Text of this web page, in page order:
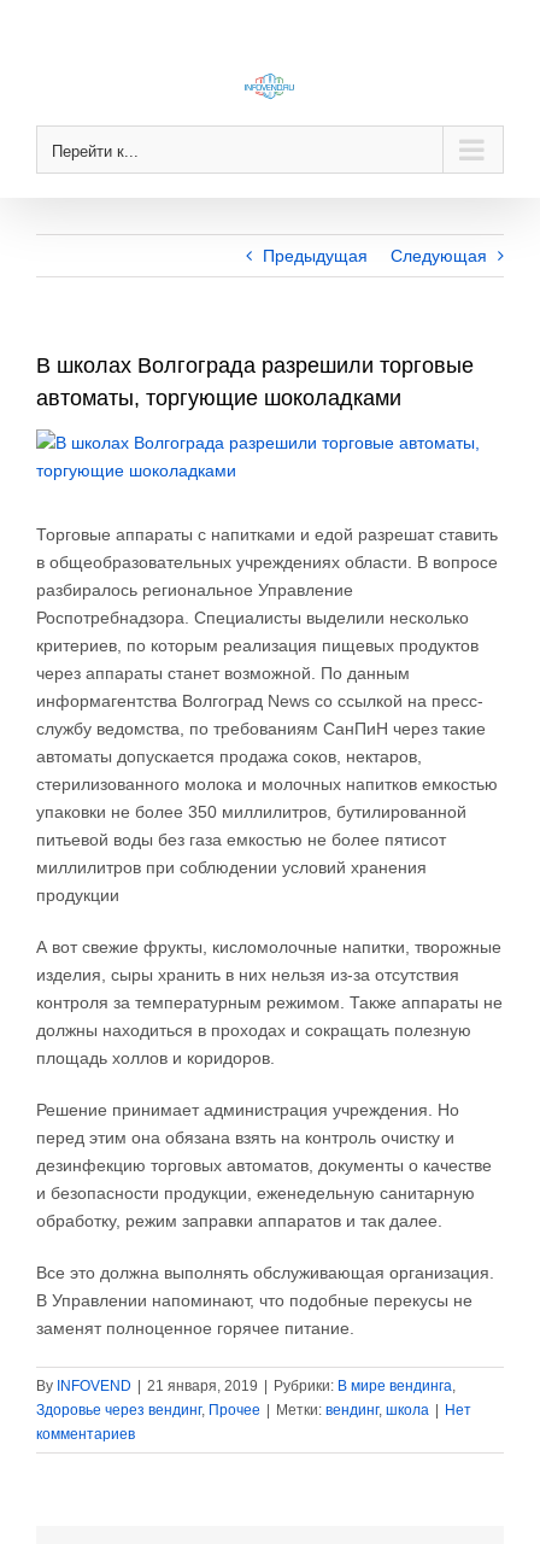
Перейти к...
Предыдущая Следующая
В школах Волгограда разрешили торговые
автоматы, торгующие шоколадками
View
Larger
Торговые аппараты с напитками и едой разрешат ставить
в общеобразовательных учреждениях области. В вопросе
разбиралось региональное Управление
Роспотребнадзора. Специалисты выделили несколько
критериев, по которым реализация пищевых продуктов
через аппараты станет возможной. По данным
информагентства Волгоград News со ссылкой на пресс-
службу ведомства, по требованиям СанПиН через такие
автоматы допускается продажа соков, нектаров,
стерилизованного молока и молочных напитков емкостью
упаковки не более 350 миллилитров, бутилированной
питьевой воды без газа емкостью не более пятисот
миллилитров при соблюдении условий хранения
продукции
А вот свежие фрукты, кисломолочные напитки, творожные
изделия, сыры хранить в них нельзя из-за отсутствия
контроля за температурным режимом. Также аппараты не
должны находиться в проходах и сокращать полезную
площадь холлов и коридоров.
Решение принимает администрация учреждения. Но
перед этим она обязана взять на контроль очистку и
дезинфекцию торговых автоматов, документы о качестве
и безопасности продукции, еженедельную санитарную
обработку, режим заправки аппаратов и так далее.
Все это должна выполнять обслуживающая организация.
В Управлении напоминают, что подобные перекусы не
заменят полноценное горячее питание.
By INFOVEND 21 января, 2019 Рубрики: В мире вендинга,
Здоровье через вендинг, Прочее Метки: вендинг, школа
Нет
комментариев